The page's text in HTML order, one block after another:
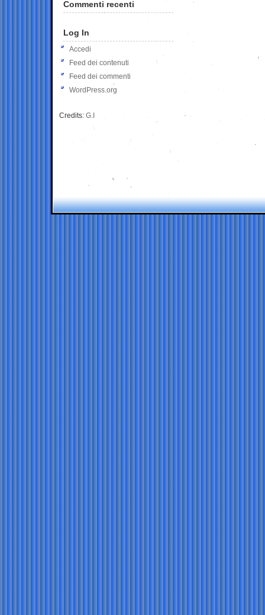
Commenti recenti
Log In
Accedi
Feed dei contenuti
Feed dei commenti
WordPress.org
Credits: G.I